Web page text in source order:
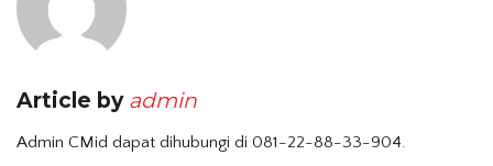
Article by admin
Admin CMid dapat dihubungi di 081-22-88-33-904.